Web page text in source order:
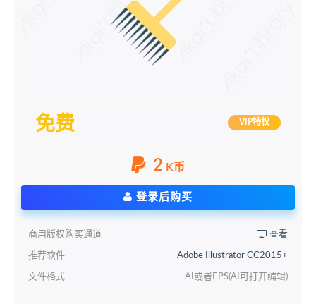
免费 VIP特权
2 K币
登录后购买
商用版权购买通道 查看
推荐软件 Adobe Illustrator CC2015+
文件格式 AI或者EPS(AI可打开编辑)